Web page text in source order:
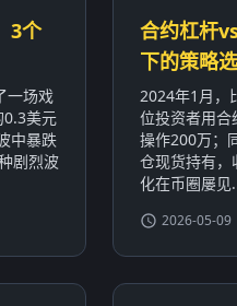
3个
一场戏
美元
中暴跌
剧烈波
合约杠杆
下的策略
2024年1月，
位投资者用
操作200万；
仓现货持有，
化在币圈屡见
2026-05-09